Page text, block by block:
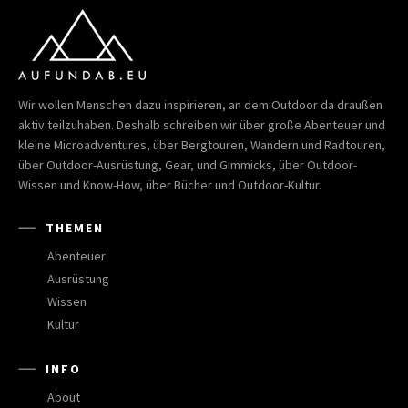
Wir wollen Menschen dazu inspirieren, an dem Outdoor da draußen
aktiv teilzuhaben. Deshalb schreiben wir über große Abenteuer und
kleine Microadventures, über Bergtouren, Wandern und Radtouren,
über Outdoor-Ausrüstung, Gear, und Gimmicks, über Outdoor-
Wissen und Know-How, über Bücher und Outdoor-Kultur.
THEMEN
Abenteuer
Ausrüstung
Wissen
Kultur
INFO
About